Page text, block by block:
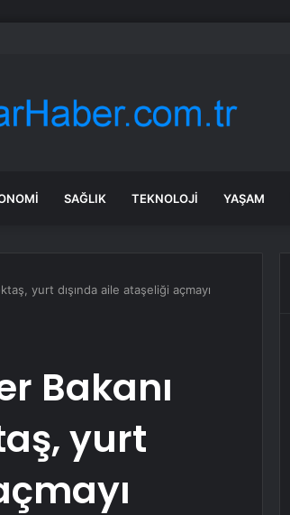
heyecanına ortak oldu
SAĞLIK TEKNOLOJI YAŞAM
yurt dışında aile ataşeliği açmayı
Bakanı
yurt